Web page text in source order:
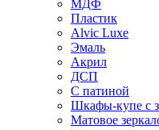
МДФ
Пластик
Alvic Luxe
Эмаль
Акрил
ДСП
С патиной
Шкафы-купе с
Матовое